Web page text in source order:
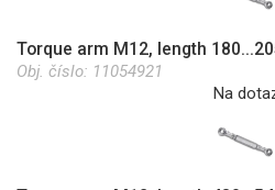
Torque arm M12, length
Obj. číslo: 11054921
Na